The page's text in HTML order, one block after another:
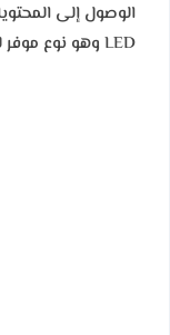
الوصول إلى
LED وهو نوع موفر للطاقة وأقوي من إضاءة المصابيح العادية.